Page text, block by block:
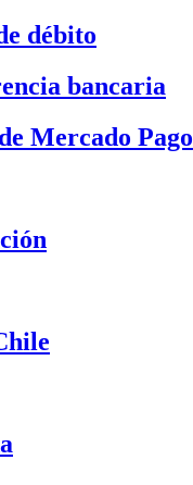
débito
bancaria
Mercado Pago